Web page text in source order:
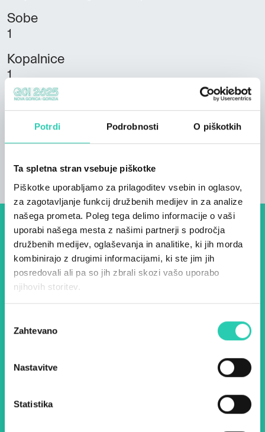
Potrdi Podrobnosti O piškotkih
Ta spletna stran vsebuje piškotke
Piškotke uporabljamo za prilagoditev vsebin in oglasov,
za zagotavljanje funkcij družbenih medijev in za analize
našega prometa. Poleg tega delimo informacije o vaši
uporabi našega mesta z našimi partnerji s področja
družbenih medijev, oglaševanja in analitike, ki jih morda
kombinirajo z drugimi informacijami, ki ste jim jih
posredovali ali pa so jih zbrali skozi vašo uporabo
njihovih storitev.
soglasja
Zahtevano
Nastavitve
Statistika
Sobe
1
Kopalnice
1
Postelje
Stanovanjske enote
Dogodki, članki in zgodbe iz
evropske prestolnice kulture
– prijavite se na naš novičnik
in ostanite na tekočem z
E-pošta *